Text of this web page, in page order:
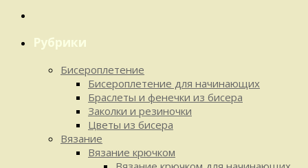
Рубрики
Бисероплетение
Бисероплетение для начинающих
Браслеты и фенечки из бисера
Заколки и резиночки
Цветы из бисера
Вязание
Вязание крючком